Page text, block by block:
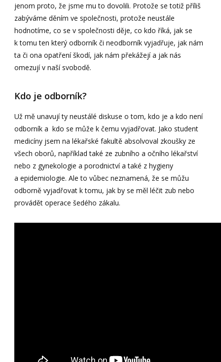
jenom proto, že jsme mu to dovolili. Protože se totiž příliš
zabýváme děním ve společnosti, protože neustále
hodnotíme, co se v společnosti děje, co kdo říká, jak se
k tomu ten který odborník či neodborník vyjadřuje, jak nám
ta či ona opatření škodí, jak nám překážejí a jak nás
omezují v naší svobodě.
Kdo je odborník?
Už mě unavují ty neustálé diskuse o tom, kdo je a kdo není
odborník a kdo se může k čemu vyjadřovat. Jako student
medicíny jsem na lékařské fakultě absolvoval zkoušky ze
všech oborů, například také ze zubního a očního lékařství
nebo z gynekologie a porodnictví a také z hygieny
a epidemiologie. Ale to vůbec neznamená, že se můžu
odborně vyjadřovat k tomu, jak by se měl léčit zub nebo
provádět operace šedého zákalu.